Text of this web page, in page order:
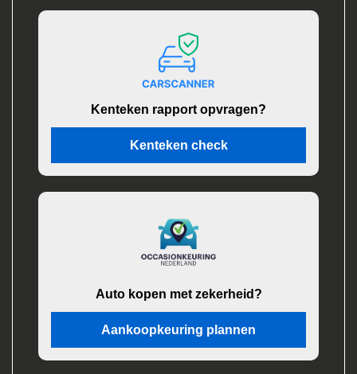
Kenteken rapport opvragen?
Kenteken check
Auto kopen met zekerheid?
Aankoopkeuring plannen